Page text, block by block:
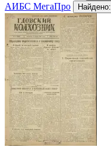
АИБС МегаПро
Найдено: